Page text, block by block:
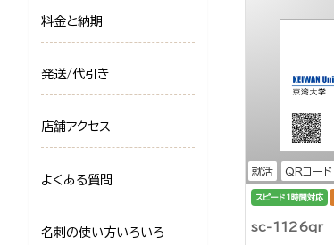
就活 QRコード
スピード1時間対応
sc-1126qr
料金と納期
発送/代引き
店舗アクセス
よくある質問
名刺の使い方いろいろ